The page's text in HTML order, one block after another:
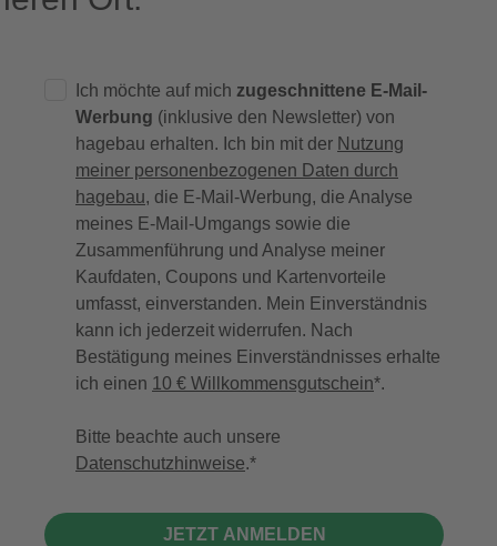
Ich möchte auf mich zugeschnittene E-Mail-
Werbung (inklusive den Newsletter) von
hagebau erhalten. Ich bin mit der Nutzung
meiner personenbezogenen Daten durch
hagebau, die E-Mail-Werbung, die Analyse
meines E-Mail-Umgangs sowie die
Zusammenführung und Analyse meiner
Kaufdaten, Coupons und Kartenvorteile
umfasst, einverstanden. Mein Einverständnis
kann ich jederzeit widerrufen. Nach
Bestätigung meines Einverständnisses erhalte
ich einen 10 € Willkommensgutschein*.
Bitte beachte auch unsere
Datenschutzhinweise.
JETZT ANMELDEN